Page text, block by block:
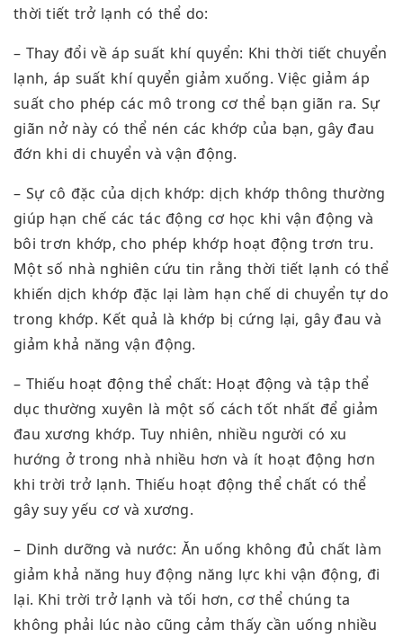
thời tiết trở lạnh có thể do:
– Thay đổi về áp suất khí quyển: Khi thời tiết chuyển
lạnh, áp suất khí quyển giảm xuống. Việc giảm áp
suất cho phép các mô trong cơ thể bạn giãn ra. Sự
giãn nở này có thể nén các khớp của bạn, gây đau
đớn khi di chuyển và vận động.
– Sự cô đặc của dịch khớp: dịch khớp thông thường
giúp hạn chế các tác động cơ học khi vận động và
bôi trơn khớp, cho phép khớp hoạt động trơn tru.
Một số nhà nghiên cứu tin rằng thời tiết lạnh có thể
khiến dịch khớp đặc lại làm hạn chế di chuyển tự do
trong khớp. Kết quả là khớp bị cứng lại, gây đau và
giảm khả năng vận động.
– Thiếu hoạt động thể chất: Hoạt động và tập thể
dục thường xuyên là một số cách tốt nhất để giảm
đau xương khớp. Tuy nhiên, nhiều người có xu
hướng ở trong nhà nhiều hơn và ít hoạt động hơn
khi trời trở lạnh. Thiếu hoạt động thể chất có thể
gây suy yếu cơ và xương.
– Dinh dưỡng và nước: Ăn uống không đủ chất làm
giảm khả năng huy động năng lực khi vận động, đi
lại. Khi trời trở lạnh và tối hơn, cơ thể chúng ta
không phải lúc nào cũng cảm thấy cần uống nhiều